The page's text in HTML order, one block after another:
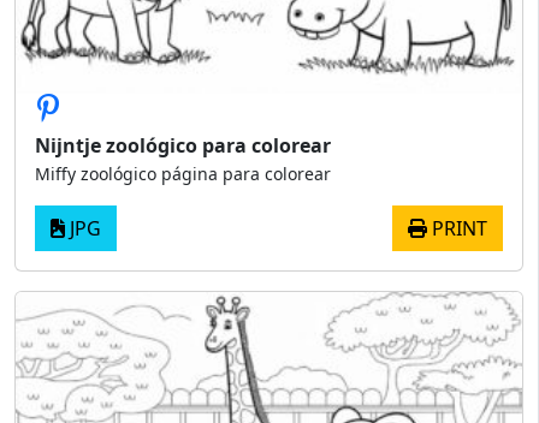
Nijntje zoológico para colorear
Miffy zoológico página para colorear
JPG PRINT